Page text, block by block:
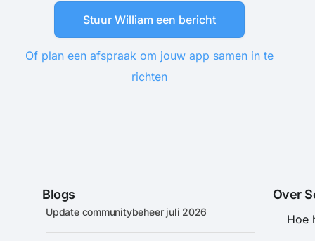
Stuur William een bericht
Of plan een afspraak om jouw app samen in te
richten
Blogs
Update communitybeheer juli 2026
Over
Hoe